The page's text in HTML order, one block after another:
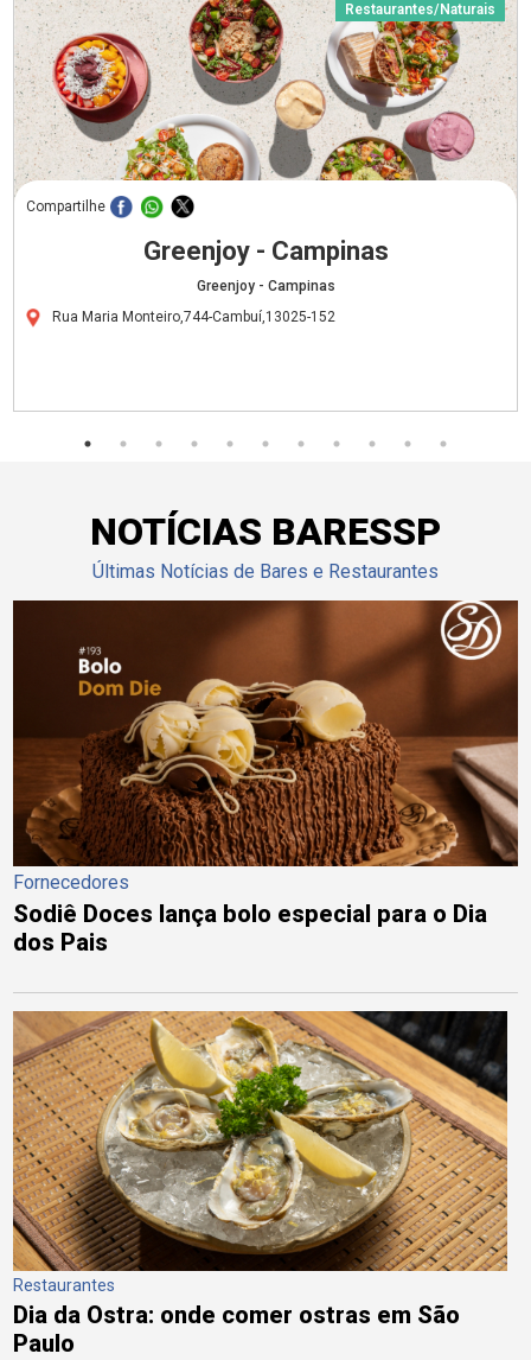
Restaurantes/Naturais
Compartilhe
Greenjoy - Campinas
Greenjoy - Campinas
Rua Maria Monteiro,744-Cambuí,13025-152
NOTÍCIAS BARESSP
Últimas Notícias de Bares e Restaurantes
Fornecedores
Sodiê Doces lança bolo especial para o Dia
dos Pais
Restaurantes
Dia da Ostra: onde comer ostras em São
Paulo